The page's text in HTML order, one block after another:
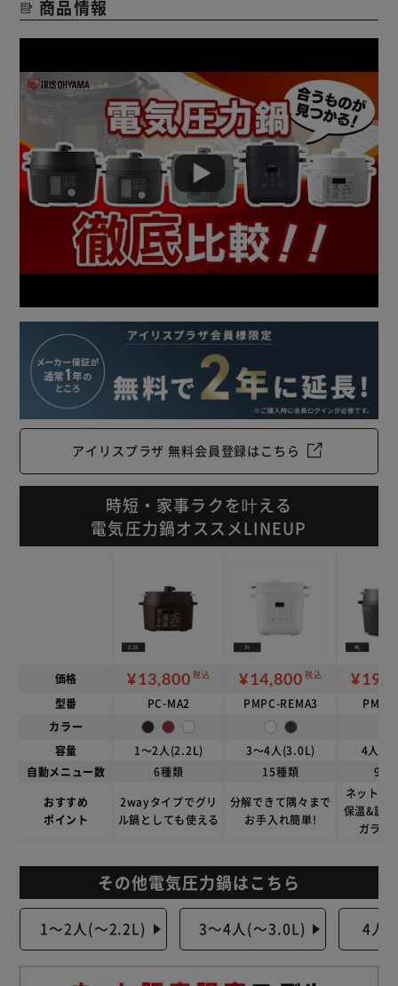
商品情報
アイリスプラザ 無料会員登録はこちら
時短・家事ラクを叶える
電気圧力鍋オススメLINEUP
価格 ¥13,800 税込 ¥14,800 税込
型番 PC-MA2 PMPC-REMA3
カラー
容量
1～2人(2.2L) 3～4人(3.0L)
4人～
自動メニュー数
6種類 15種類
90
おすすめ
ポイント
2wayタイプでグリ
ル鍋としても使える
分解できて隅々まで
お手入れ簡単!
ネット限
保温&調
ガラス
その他電気圧力鍋はこちら
1～2人(～2.2L) 3～4人(～3.0L) 4人